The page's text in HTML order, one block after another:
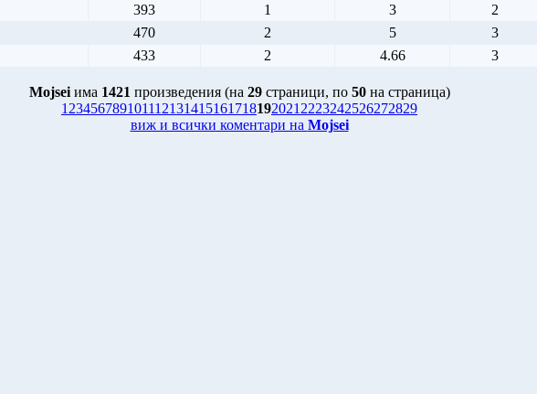
393 1 3 2
470 2 5 3
433 2 4.66 3
Mojseiима 1421 произведения (на 29страници, по 50на страница)
1 23456789101112131415161718192021 2223242526272829
виж и всички коментари на Mojsei